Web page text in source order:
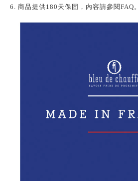
6. 商品提供180天保固，內容請參閱FAQ。